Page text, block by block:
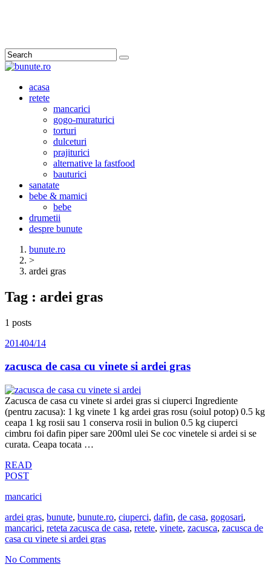
Search
acasa
retete
mancarici
gogo-muraturici
torturi
dulceturi
prajiturici
alternative la fastfood
bauturici
sanatate
bebe & mamici
bebe
drumetii
despre bunute
bunute.ro
>
ardei gras
Tag : ardei gras
1 posts
201404/14
zacusca de casa cu vinete si ardei gras
Zacusca de casa cu vinete si ardei gras si ciuperci Ingrediente
(pentru zacusa): 1 kg vinete 1 kg ardei gras rosu (soiul potop) 0.5 kg
ceapa 1 kg rosii sau 1 conserva rosii in bulion 0.5 kg ciuperci
cimbru foi dafin piper sare 200ml ulei Se coc vinetele si ardei si se
curata. Ceapa tocata …
READ
POST
mancarici
ardei gras, bunute, bunute.ro, ciuperci, dafin, de casa, gogosari,
mancarici, reteta zacusca de casa, retete, vinete, zacusca, zacusca de
casa cu vinete si ardei gras
No Comments